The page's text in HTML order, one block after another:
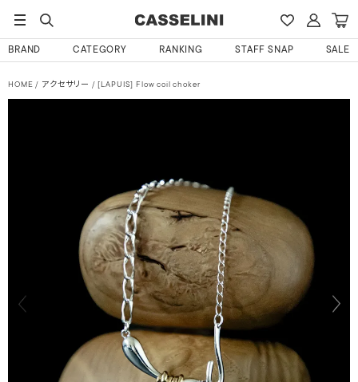
BRAND CATEGORY RANKING STAFF SNAP SALE
HOME アクセサリー [LAPUIS] Flow coil choker